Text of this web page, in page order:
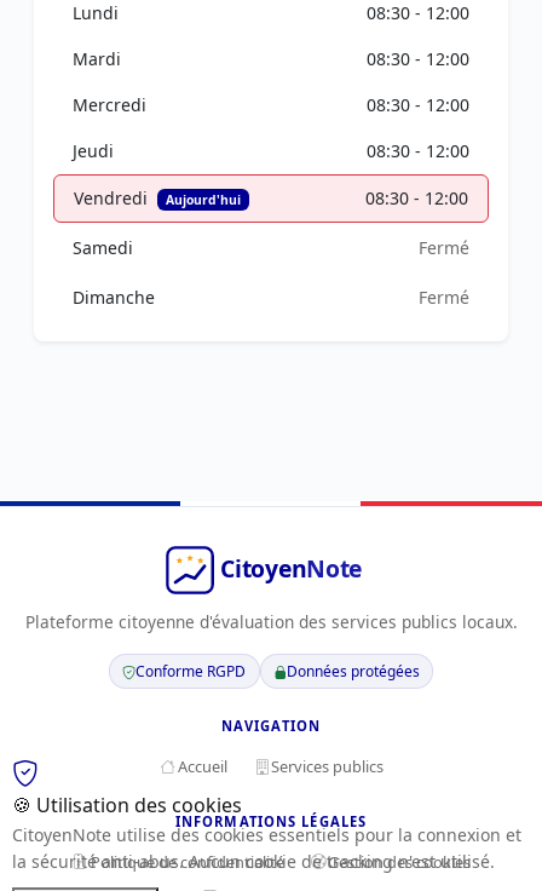
Lundi
08:30 - 12:00
Mardi
08:30 - 12:00
Mercredi
08:30 - 12:00
Jeudi
08:30 - 12:00
Vendredi Aujourd'hui 08:30 - 12:00
Samedi Fermé
Dimanche Fermé
Plateforme citoyenne d'évaluation des services publics locaux.
Conforme RGPD Données protégées
NAVIGATION
Accueil Services publics
INFORMATIONS LÉGALES
Politique de confidentialité
Gestion des cookies
🍪 Utilisation des cookies
CitoyenNote utilise des cookies essentiels pour la connexion et
la sécurité anti-abus. Aucun cookie de tracking n'est utilisé.